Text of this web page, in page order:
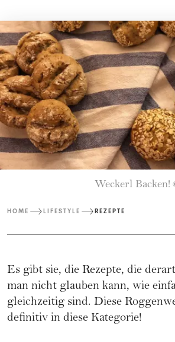
Weckerl Backen!
HOME LIFESTYLE REZEPTE
Es gibt sie, die Rezepte, die
man nicht glauben kann, wie
gleichzeitig sind. Diese
definitiv in diese Kategorie!